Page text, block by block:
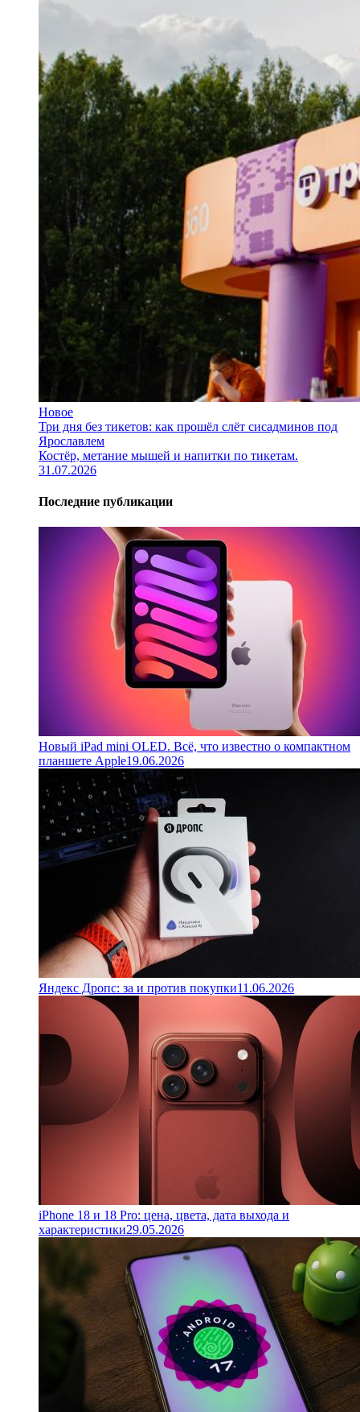
Новое
Три дня без тикетов: как прошёл слёт сисадминов под
Ярославлем
Костёр, метание мышей и напитки по тикетам.
31.07.2026
Последние публикации
Новый iPad mini OLED. Всё, что известно о компактном
планшете Apple19.06.2026
Яндекс Дропс: за и против покупки11.06.2026
iPhone 18 и 18 Pro: цена, цвета, дата выхода и
характеристики29.05.2026